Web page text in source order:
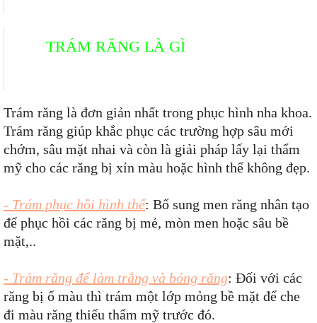
TRÁM RĂNG LÀ GÌ
Trám răng là đơn giản nhất trong phục hình nha khoa.
Trám răng giúp khắc phục các trường hợp sâu mới
chớm, sâu mặt nhai và còn là giải pháp lấy lại thẩm
mỹ cho các răng bị xỉn màu hoặc hình thể không đẹp.
- Trám phục hồi hình thể: Bổ sung men răng nhân tạo
để phục hồi các răng bị mẻ, mòn men hoặc sâu bề
mặt,..
- Trám răng để làm trắng và bóng răng: Đối với các
răng bị ố màu thì trám một lớp mỏng bề mặt để che
đi màu răng thiếu thẩm mỹ trước đó.